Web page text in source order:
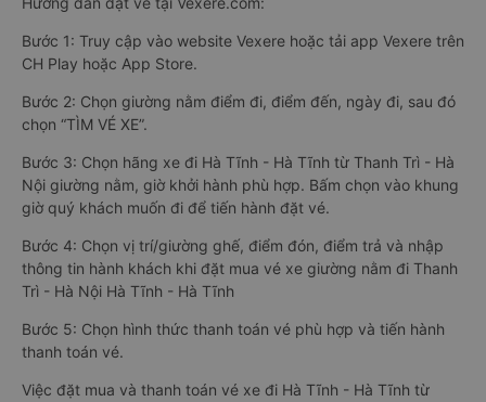
Bước 1: Truy cập vào website Vexere hoặc tải app Vexere trên
CH Play hoặc App Store.
Bước 2: Chọn giường nằm điểm đi, điểm đến, ngày đi, sau đó
chọn “TÌM VÉ XE”.
Bước 3: Chọn hãng xe đi Hà Tĩnh - Hà Tĩnh từ Thanh Trì - Hà
Nội giường nằm, giờ khởi hành phù hợp. Bấm chọn vào khung
giờ quý khách muốn đi để tiến hành đặt vé.
Bước 4: Chọn vị trí/giường ghế, điểm đón, điểm trả và nhập
thông tin hành khách khi đặt mua vé xe giường nằm đi Thanh
Trì - Hà Nội Hà Tĩnh - Hà Tĩnh
Bước 5: Chọn hình thức thanh toán vé phù hợp và tiến hành
thanh toán vé.
Việc đặt mua và thanh toán vé xe đi Hà Tĩnh - Hà Tĩnh từ